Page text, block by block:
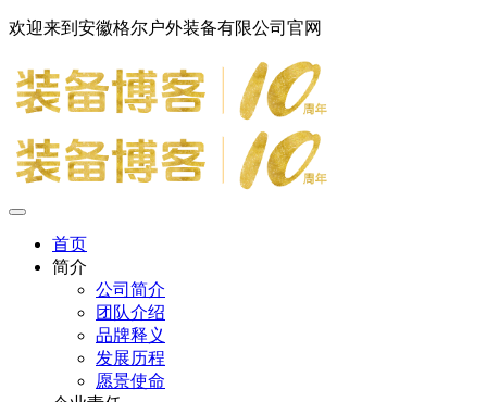
欢迎来到安徽格尔户外装备有限公司官网
首页
简介
公司简介
团队介绍
品牌释义
发展历程
愿景使命